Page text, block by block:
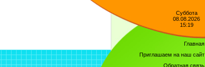
Суббота
08.08.2026
15:19
Главная
Приглашаем на наш сайт
Обратная связь